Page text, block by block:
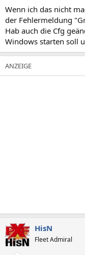
Wenn ich das nicht
der Fehlermeldung
Hab auch die Cfg
Windows starten soll
HisN
Fleet Admiral